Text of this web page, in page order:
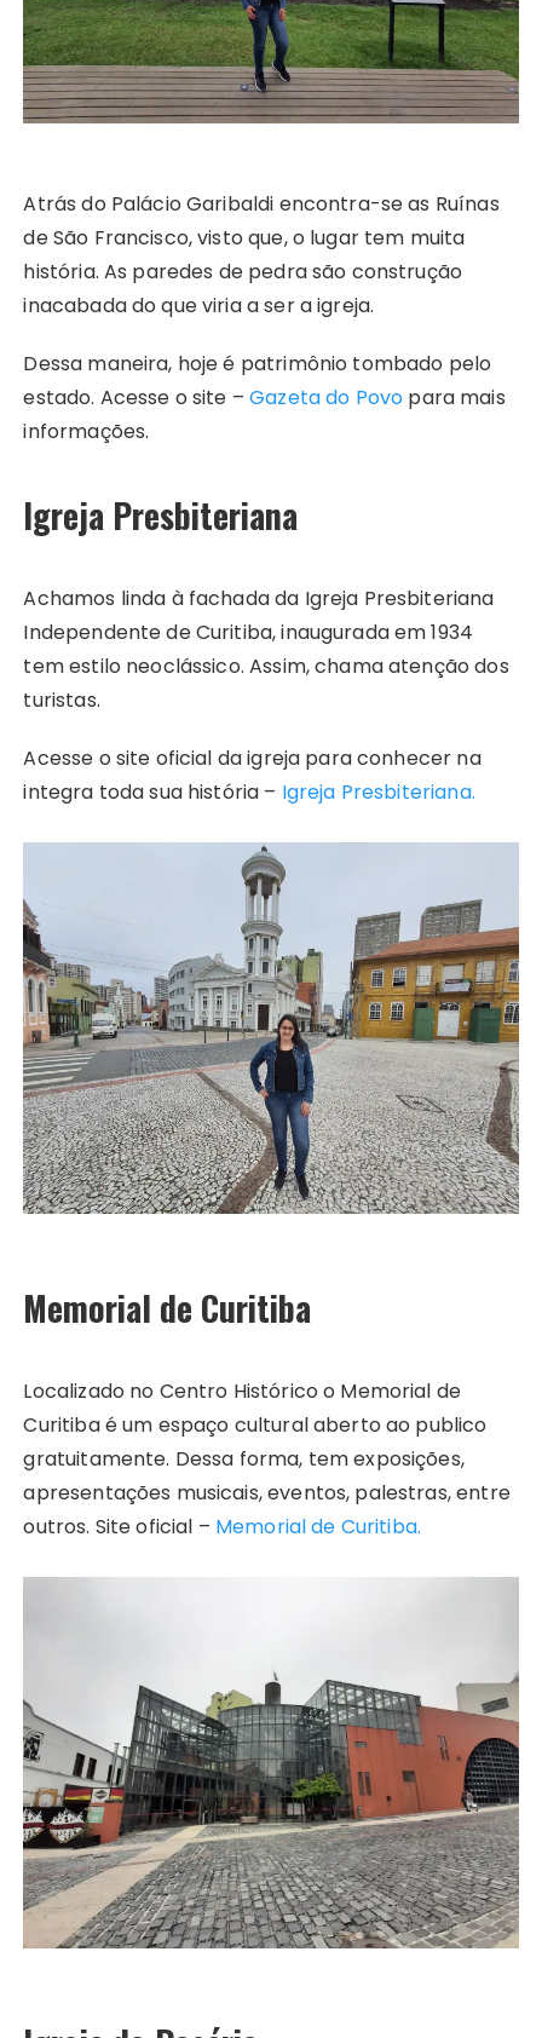
Atrás do Palácio Garibaldi encontra-se as Ruínas
de São Francisco, visto que, o lugar tem muita
história. As paredes de pedra são construção
inacabada do que viria a ser a igreja.
Dessa maneira, hoje é patrimônio tombado pelo
estado. Acesse o site –Gazeta do Povo para mais
informações.
Igreja Presbiteriana
Achamos linda à fachada da Igreja Presbiteriana
Independente de Curitiba, inaugurada em 1934
tem estilo neoclássico. Assim, chama atenção dos
turistas.
Acesse o site oficial da igreja para conhecer na
integra toda sua história – Igreja Presbiteriana.
Memorial de Curitiba
Localizado no Centro Histórico o Memorial de
Curitiba é um espaço cultural aberto ao publico
gratuitamente. Dessa forma, tem exposições,
apresentações musicais, eventos, palestras, entre
outros. Site oficial – Memorial de Curitiba.